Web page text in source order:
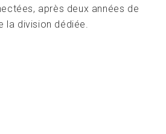
après deux années de
la division dédiée.